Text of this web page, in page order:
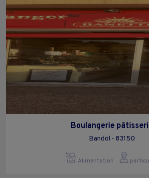
Boulangerie
Bandol - 83150
Alimentation